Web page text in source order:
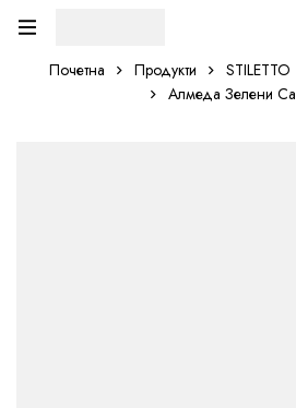
Почетна Продукти STILETTO
Алмеда Зелени